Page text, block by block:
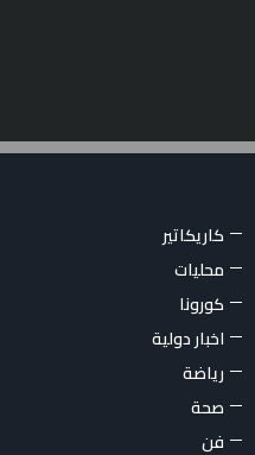
كاريكاتير
محليات
كورونا
اخبار دولية
رياضة
صحة
فن